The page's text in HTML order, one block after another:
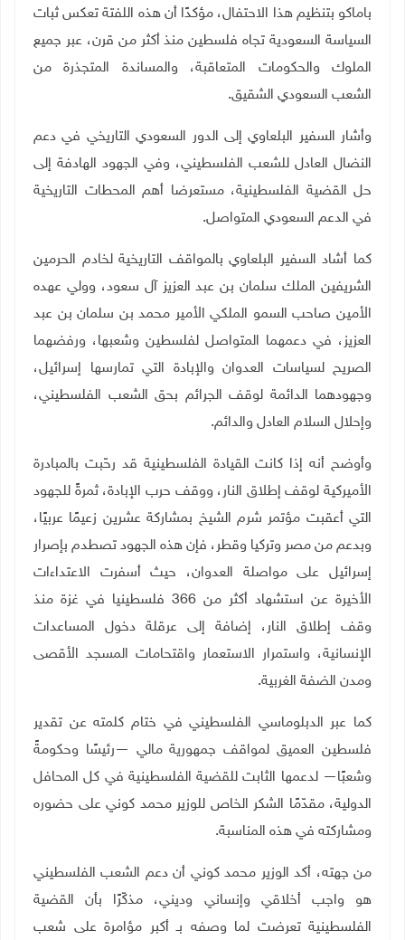
باماكو بتنظيم هذا الاحتفال، مؤكدًا أن هذه اللفتة تعكس ثبات
السياسة السعودية تجاه فلسطين منذ أكثر من قرن، عبر جميع
الملوك والحكومات المتعاقبة، والمساندة المتجذرة من
الشعب السعودي الشقيق.
وأشار السفير البلعاوي إلى الدور السعودي التاريخي في دعم
النضال العادل للشعب الفلسطيني، وفي الجهود الهادفة إلى
حل القضية الفلسطينية، مستعرضا أهم المحطات التاريخية
في الدعم السعودي المتواصل.
كما أشاد السفير البلعاوي بالمواقف التاريخية لخادم الحرمين
الشريفين الملك سلمان بن عبد العزيز آل سعود، وولي عهده
الأمين صاحب السمو الملكي الأمير محمد بن سلمان بن عبد
العزيز، في دعمهما المتواصل لفلسطين وشعبها، ورفضهما
الصريح لسياسات العدوان والإبادة التي تمارسها إسرائيل،
وجهودهما الدائمة لوقف الجرائم بحق الشعب الفلسطيني،
وإحلال السلام العادل والدائم.
وأوضح أنه إذا كانت القيادة الفلسطينية قد رحّبت بالمبادرة
الأميركية لوقف إطلاق النار، ووقف حرب الإبادة، ثمرةً للجهود
التي أعقبت مؤتمر شرم الشيخ بمشاركة عشرين زعيمًا عربيًا،
وبدعم من مصر وتركيا وقطر، فإن هذه الجهود تصطدم بإصرار
إسرائيل على مواصلة العدوان، حيث أسفرت الاعتداءات
الأخيرة عن استشهاد أكثر من 366 فلسطينيا في غزة منذ
وقف إطلاق النار، إضافة إلى عرقلة دخول المساعدات
الإنسانية، واستمرار الاستعمار واقتحامات المسجد الأقصى
ومدن الضفة الغربية.
كما عبر الدبلوماسي الفلسطيني في ختام كلمته عن تقدير
فلسطين العميق لمواقف جمهورية مالي —رئيسًا وحكومةً
وشعبًا— لدعمها الثابت للقضية الفلسطينية في كل المحافل
الدولية، مقدّمًا الشكر الخاص للوزير محمد كوني على حضوره
ومشاركته في هذه المناسبة.
من جهته، أكد الوزير محمد كوني أن دعم الشعب الفلسطيني
هو واجب أخلاقي وإنساني وديني، مذكّرًا بأن القضية
الفلسطينية تعرضت لما وصفه بـ أكبر مؤامرة على شعب